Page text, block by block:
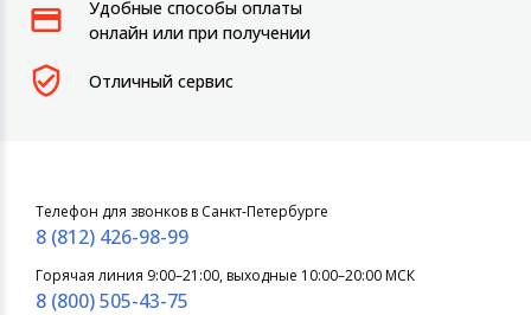
Удобные способы оплаты
онлайн или при получении
Отличный сервис
Телефон для звонков в Санкт-Петербурге
8 (812) 426-98-99
Горячая линия 9:00–21:00, выходные 10:00–20:00 МСК
8 (800) 505-43-75